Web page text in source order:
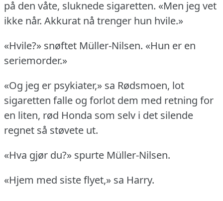
på den våte, sluknede sigaretten. «Men jeg vet
ikke når. Akkurat nå trenger hun hvile.»
«Hvile?» snøftet Müller-Nilsen. «Hun er en
seriemorder.»
«Og jeg er psykiater,» sa Rødsmoen, lot
sigaretten falle og forlot dem med retning for
en liten, rød Honda som selv i det silende
regnet så støvete ut.
«Hva gjør du?» spurte Müller-Nilsen.
«Hjem med siste flyet,» sa Harry.